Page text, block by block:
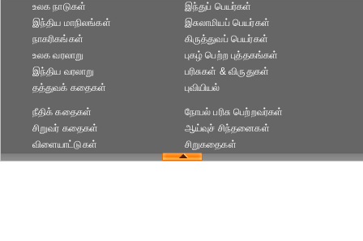
உலக நாடுகள்
இந்திய மாநிலங்கள்
நாகரிகங்கள்
இந்துப் பெயர்கள்
இசுலாமியப் பெயர்கள்
கிருத்துவப் பெயர்கள்
உலக வரலாறு
இந்திய வரலாறு
தத்துவக் கதைகள்
புகழ் பெற்ற புத்தகங்கள்
பரிசுகள் & விருதுகள்
புவியியல்
நீதிக் கதைகள்
சிறுவர் கதைகள்
விளையாட்டுகள்
நோபல் பரிசு‎ பெற்றவர்‎கள்
ஆய்வுச் சிந்தனைகள்
சிறுகதைகள்